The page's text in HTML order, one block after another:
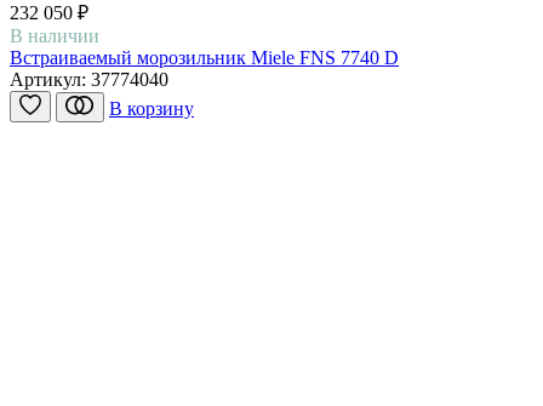
232 050 ₽
В наличии
Встраиваемый морозильник Miele FNS 7740 D
Артикул: 37774040
В корзину